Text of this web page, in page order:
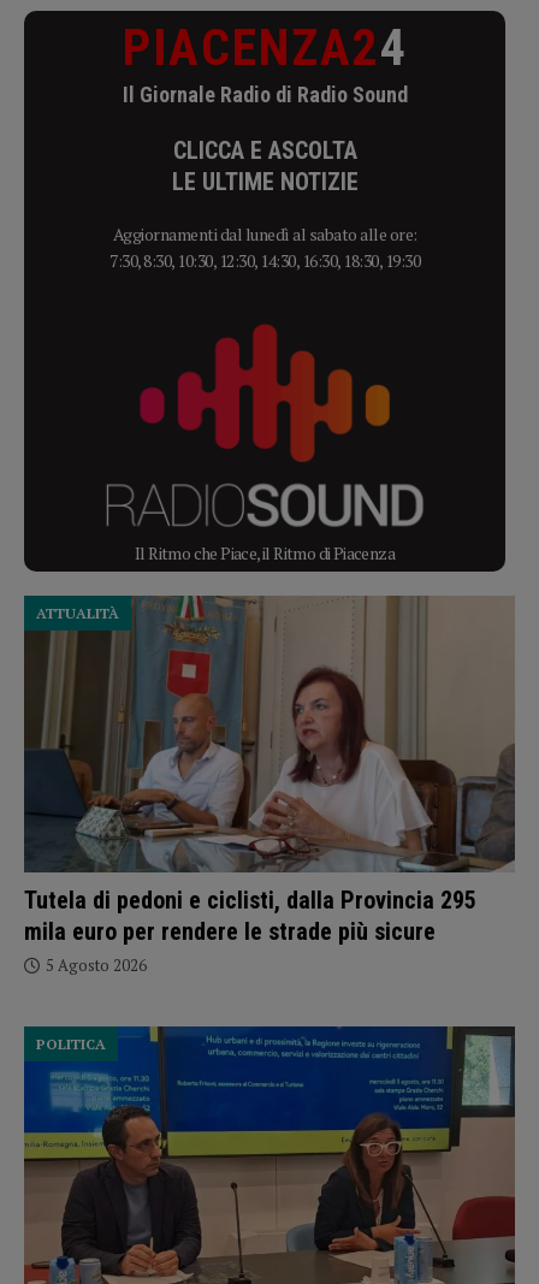
PIACENZA24
Il Giornale Radio di Radio Sound
CLICCA E ASCOLTA
LE ULTIME NOTIZIE
Aggiornamenti dal lunedì al sabato alle ore:
7:30, 8:30, 10:30, 12:30, 14:30, 16:30, 18:30, 19:30
Il Ritmo che Piace, il Ritmo di Piacenza
Tutela di pedoni e ciclisti, dalla Provincia 295
mila euro per rendere le strade più sicure
ATTUALITÀ
5 Agosto 2026
POLITICA